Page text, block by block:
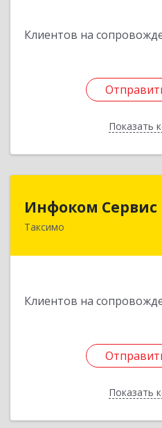
Клиентов на
Показать
Инфоком Сервис
Таксимо
Клиентов на
Показать
671560, Республика